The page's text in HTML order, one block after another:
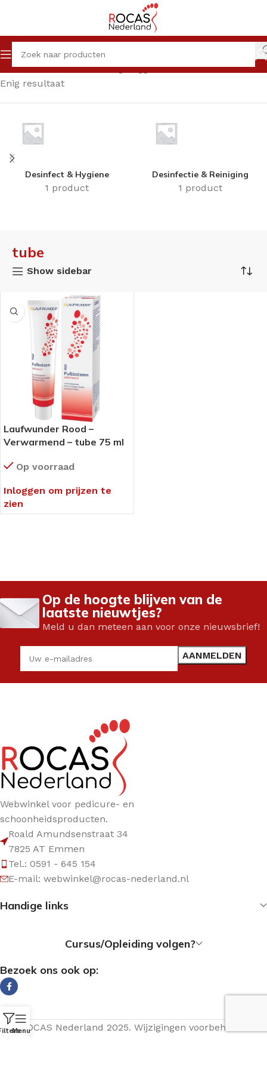
Home Winkel Producten getagged “tube”
Enig resultaat
Desinfect & Hygiene
1 product
Desinfectie & Reiniging
1 product
tube
Show sidebar
Laufwunder Rood –
Verwarmend – tube 75 ml
Op voorraad
Inloggen om prijzen te
zien
Op de hoogte blijven van de
laatste nieuwtjes?
Meld u dan meteen aan voor onze nieuwsbrief!
Webwinkel voor pedicure- en
schoonheidsproducten.
Roald Amundsenstraat 34
7825 AT Emmen
Tel.: 0591 - 645 154
E-mail: webwinkel@rocas-nederland.nl
Handige links
Cursus/Opleiding volgen?
Bezoek ons ook op:
© ROCAS Nederland 2025. Wijzigingen voorbehouden.
Menu